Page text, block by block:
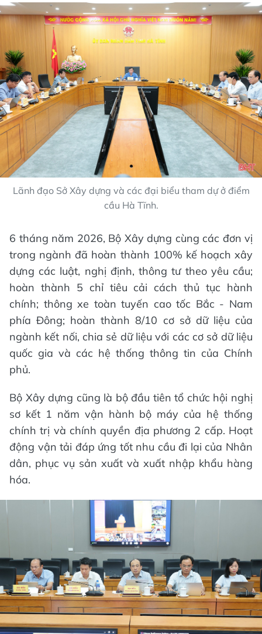
Lãnh đạo Sở Xây dựng và các đại biểu tham dự ở điểm
cầu Hà Tĩnh.
6 tháng năm 2026, Bộ Xây dựng cùng các đơn vị
trong ngành đã hoàn thành 100% kế hoạch xây
dựng các luật, nghị định, thông tư theo yêu cầu;
hoàn thành 5 chỉ tiêu cải cách thủ tục hành
chính; thông xe toàn tuyến cao tốc Bắc - Nam
phía Đông; hoàn thành 8/10 cơ sở dữ liệu của
ngành kết nối, chia sẻ dữ liệu với các cơ sở dữ liệu
quốc gia và các hệ thống thông tin của Chính
phủ.
Bộ Xây dựng cũng là bộ đầu tiên tổ chức hội nghị
sơ kết 1 năm vận hành bộ máy của hệ thống
chính trị và chính quyền địa phương 2 cấp. Hoạt
động vận tải đáp ứng tốt nhu cầu đi lại của Nhân
dân, phục vụ sản xuất và xuất nhập khẩu hàng
hóa.